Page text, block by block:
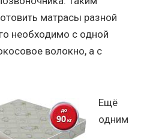
матрасы разной
необходимо с одной
волокно, а с
Ещё
одним